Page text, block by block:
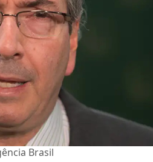
Brasil